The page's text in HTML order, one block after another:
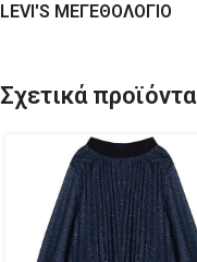
LEVI'S ΜΕΓΕΘΟΛΟΓΙΟ
Σχετικά προϊόντα